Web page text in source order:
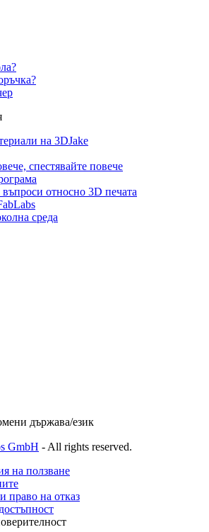
на 3DJake
спестявайте повече
въпроси относно 3D печата
среда
държава/език
GmbH - All rights reserved.
на ползване
право на отказ